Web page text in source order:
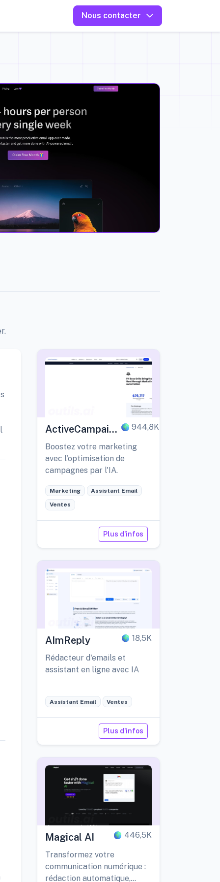
Nous contacter
ActiveCampaign
AI
944,8K
Boostez votre marketing
avec l'optimisation de
campagnes par l'IA.
Marketing Assistant Email
Ventes
Plus d'infos
AImReply 18,5K
Rédacteur d'emails et
assistant en ligne avec IA
Assistant Email Ventes
Plus d'infos
Magical AI 446,5K
Transformez votre
communication numérique :
rédaction automatique,